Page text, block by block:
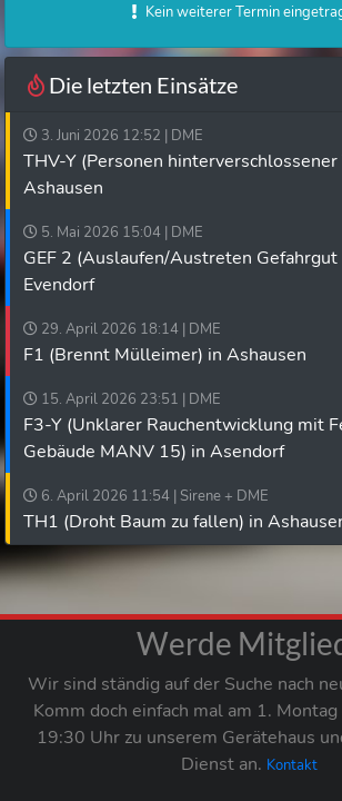
Kein weiterer Termin
Die letzten Einsätze
3. Juni 2026 12:52 | DME
THV-Y (Personen hinterverschlossener
Ashausen
5. Mai 2026 15:04 | DME
GEF 2 (Auslaufen/Austreten
Evendorf
29. April 2026 18:14 | DME
F1 (Brennt Mülleimer) in Ashausen
15. April 2026 23:51 | DME
F3-Y (Unklarer Rauchentwicklung mit
Gebäude MANV 15) in Asendorf
6. April 2026 11:54 | Sirene + DME
TH1 (Droht Baum zu fallen) in
Werde
Wir sind ständig auf der Suche nach
Komm doch einfach mal am 1.
19:30 Uhr zu unserem Gerätehaus
Dienst an. Kontakt